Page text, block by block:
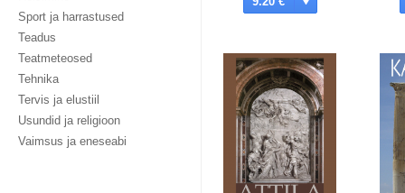
Sport ja harrastused
Teadus
Teatmeteosed
Tehnika
Tervis ja elustiil
Usundid ja religioon
Vaimsus ja eneseabi